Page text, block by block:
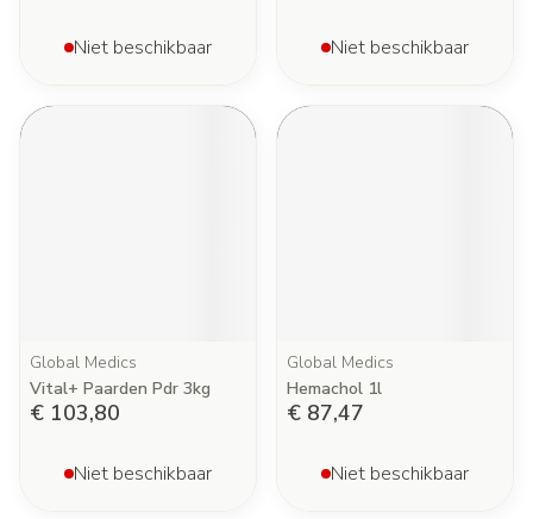
Niet beschikbaar Niet beschikbaar
Global Medics
Vital+ Paarden Pdr 3kg
€ 103,80
Niet beschikbaar
Global Medics
Hemachol 1l
€ 87,47
Niet beschikbaar